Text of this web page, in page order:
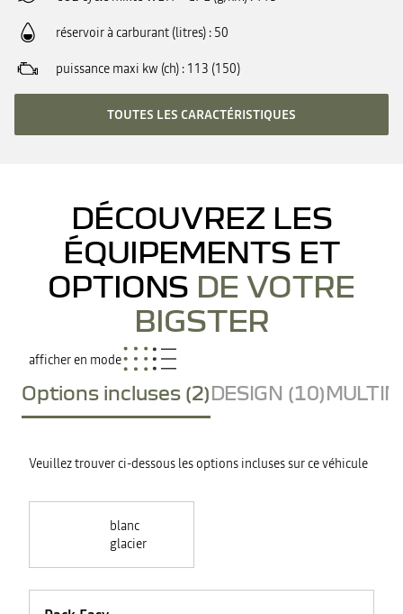
réservoir à carburant (litres) 50
puissance maxi kw (ch) 113 (150)
TOUTES LES CARACTÉRISTIQUES
DÉCOUVREZ LES
ÉQUIPEMENTS ET
OPTIONS DE VOTRE
BIGSTER
afficher en mode
Options incluses (2)DESIGN (10)
Veuillez trouver ci-dessous les options incluses sur ce véhicule
blanc
glacier